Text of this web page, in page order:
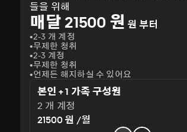
들을 위해
매달 21500 원 원 부터
2-3 개 계정
무제한 청취
2-3 계정
무제한 청취
언제든 해지하실 수 있어요
본인 + 1 가족 구성원
2 개 계정
21500 원 /월